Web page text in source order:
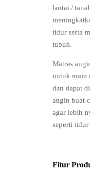
lantai /
tidur serta
tubuh.
Matras
untuk main
dan dapat
angin buat
agar lebih
seperti
Fitur